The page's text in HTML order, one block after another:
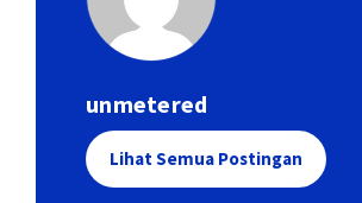
unmetered
Lihat Semua Postingan